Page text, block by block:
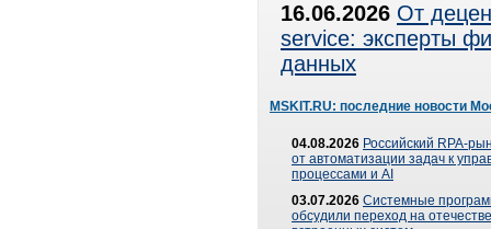
16.06.2026 От
service: эксперты
данных
MSKIT.RU: последние новости
04.08.2026 Российский RPA-
от автоматизации задач к
процессами и AI
03.07.2026 Системные
обсудили переход на